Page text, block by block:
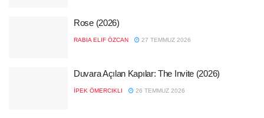
Rose (2026)
RABIA ELIF ÖZCAN 27 TEMMUZ 2026
Duvara Açılan Kapılar: The Invite (2026)
İPEK ÖMERCIKLI 26 TEMMUZ 2026